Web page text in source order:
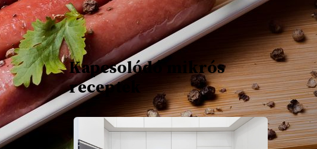
Ajánlott receptek
Kapcsolódó mikrós
receptek